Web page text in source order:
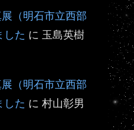
（明石市立西部
した に 玉島英樹
（明石市立西部
した に 村山彰男